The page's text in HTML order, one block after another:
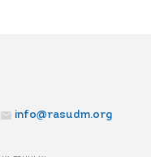
info@rasudm.org